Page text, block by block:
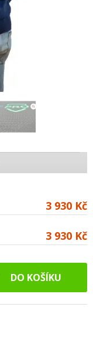
3 930 Kč
3 930 Kč